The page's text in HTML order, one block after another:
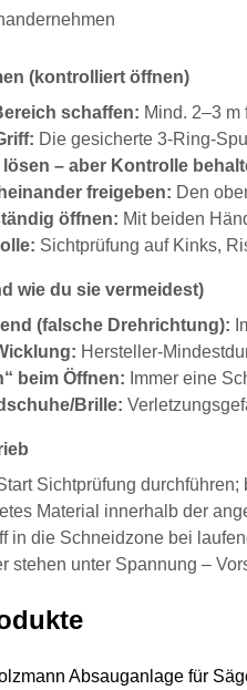
(kontrolliert öffnen)
schaffen: Mind. 2–3
Die gesicherte 3-Ring-
– aber Kontrolle
freigeben: Den
öffnen: Mit beiden
Sichtprüfung auf Kinks,
wie du sie vermeidest)
(falsche Drehrichtung):
Hersteller-
beim Öffnen: Immer eine
Brille:
Sichtprüfung
Material innerhalb der
in die Schneidzone bei
stehen unter Spannung –